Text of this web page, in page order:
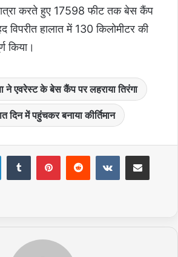
करते हुए 17598 फीट तक बेस कैंप
हालात में 130 किलोमीटर की
किया।
ने एवरेस्ट के बेस कैंप पर लहराया तिरंगा
दिन में पहुंचकर बनाया कीर्तिमान